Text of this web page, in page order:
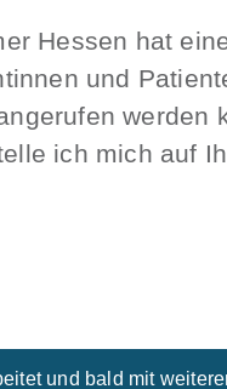
Hessen hat
und
werden
ich mich auf
und bald mit